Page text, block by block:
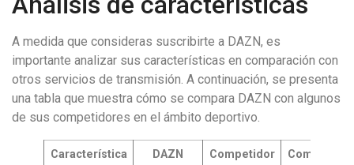
A medida que consideras suscribirte a DAZN, es
importante analizar sus características en comparación con
otros servicios de transmisión. A continuación, se presenta
una tabla que muestra cómo se compara DAZN con algunos
de sus competidores en el ámbito deportivo.
Característica DAZN
Competidor
Competidor